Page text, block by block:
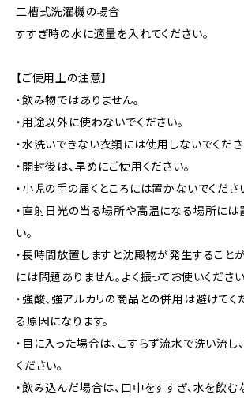
二槽式洗濯機の場合
すすぎ時の水に適量を入れてください。
【ご使用上の注意】
・飲み物ではありません。
・用途以外に使わないでください。
・水洗いできない衣類には使用しないでくださ
・開封後は、早めにご使用ください。
・小児の手の届くところには置かないでくださ
・直射日光の当る場所や高温になる場所には
い。
・長時間放置しますと沈殿物が発生すること
には問題ありません。よく振ってお使いください
・強酸、強アルカリの商品との併用は避けてく
る原因になります。
・目に入った場合は、こすらず流水で洗い流し
ください。
・飲み込んだ場合は、口中をすすぎ、水を飲む